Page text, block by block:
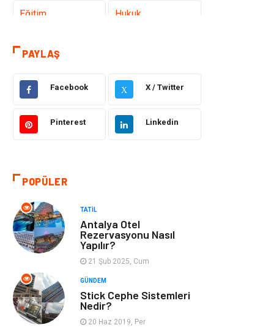
Eğitim Hukuk
Otomotiv
Dekorasyon Güzellik Bakım
Giyim Sağlıklı Yaşam
Tatil
Emlak
Gayrimenkul Moda
Finans Ekonomi
Bilgisayar &
Yazılım
PAYLAŞ
Facebook X X / Twitter
Pinterest Linkedin
POPÜLER
TATIL
Antalya Otel
Rezervasyonu Nasıl
Yapılır?
21 Şub 2025, Cum
GÜNDEM
Stick Cephe Sistemleri
Nedir?
20 Haz 2019, Per